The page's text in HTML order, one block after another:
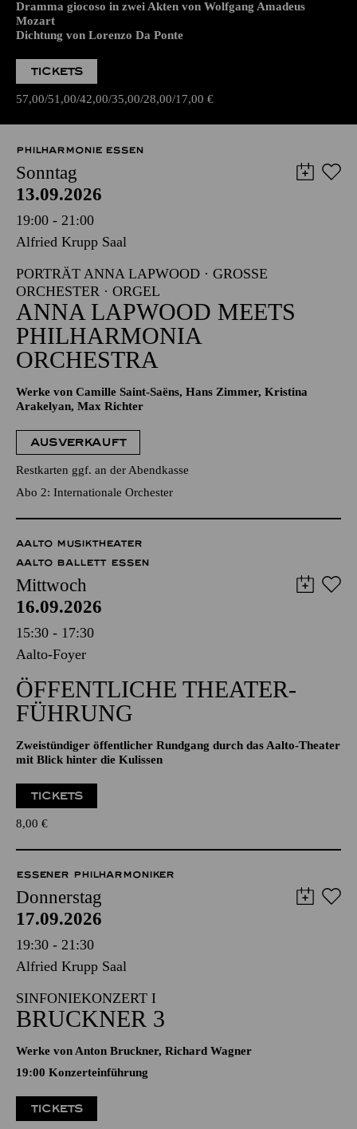
Dramma giocoso in zwei Akten von Wolfgang Amadeus
Mozart
Dichtung von Lorenzo Da Ponte
TICKETS
57,00 51,00 42,00 35,00 28,00 17,00 €
PHILHARMONIE ESSEN
Sonntag
13.09.2026
19:00 - 21:00
Alfried Krupp Saal
PORTRÄT ANNA LAPWOOD · GROSSE O
RCHESTER · ORGEL
ANNA LAPWOOD MEETS
PHILHARMONIA
ORCHESTRA
Werke von Camille Saint-Saëns, Hans Zimmer, Kristina
Arakelyan, Max Richter
AUSVERKAUFT
Restkarten ggf. an der Abendkasse
Abo 2: Internationale Orchester
AALTO MUSIKTHEATER
AALTO BALLETT ESSEN
Mittwoch
16.09.2026
15:30 - 17:30
Aalto-Foyer
ÖFFENTLICHE THEATER­
FÜHRUNG
Zweistündiger öffentlicher Rundgang durch das Aalto-Theater
mit Blick hinter die Kulissen
TICKETS
8,00 €
ESSENER PHILHARMONIKER
Donnerstag
17.09.2026
19:30 - 21:30
Alfried Krupp Saal
SINFONIEKONZERT I
BRUCKNER 3
Werke von Anton Bruckner, Richard Wagner
19:00 Konzerteinführung
TICKETS